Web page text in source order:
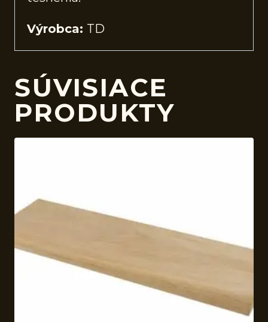
Výrobca: TD
SÚVISIACE
PRODUKTY